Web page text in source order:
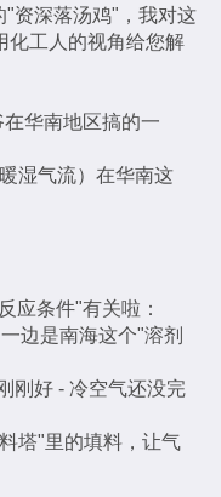
资深落汤鸡"，我对这
化工人的视角给您解
华南地区搞的一
湿气流）在华南这
应条件"有关啦：
边是南海这个"溶剂
刚好 - 冷空气还没完
塔"里的填料，让气